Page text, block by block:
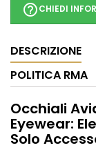
help_outlineCHIEDI
DESCRIZIONE
POLITICA RMA
Occhiali
Eyewear:
Solo